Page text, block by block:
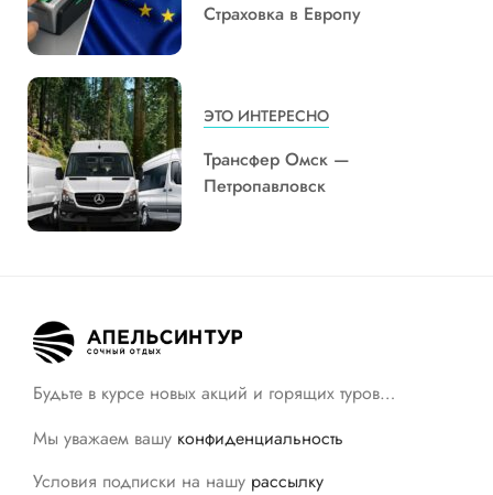
Страховка в Европу
ЭТО ИНТЕРЕСНО
Трансфер Омск —
Петропавловск
Будьте в курсе новых акций и горящих туров…
Мы уважаем вашу конфиденциальность
Условия подписки на нашу рассылку